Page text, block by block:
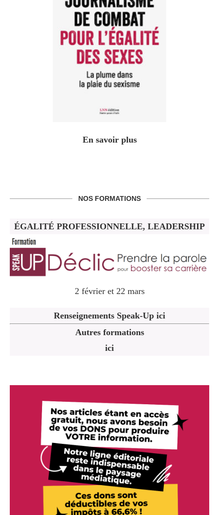
En savoir plus
NOS FORMATIONS
ÉGALITÉ PROFESSIONNELLE, LEADERSHIP
2 février et 22 mars
Renseignements Speak-Up ici
Autres formations
ici